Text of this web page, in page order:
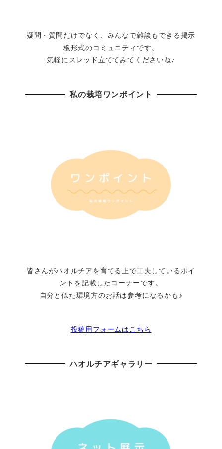
疑問・質問だけでなく、みんなで雑談もできる掲示
板形式のコミュニティです。
気軽にスレッド立ててみてくださいね♪
私の栽培ワンポイント
皆さんがハオルチアを育てる上で工夫しているポイ
ントを記載したコーナーです。
自分と似た環境方のお話は参考になるかも♪
投稿用フォームはこちら
ハオルチアギャラリー